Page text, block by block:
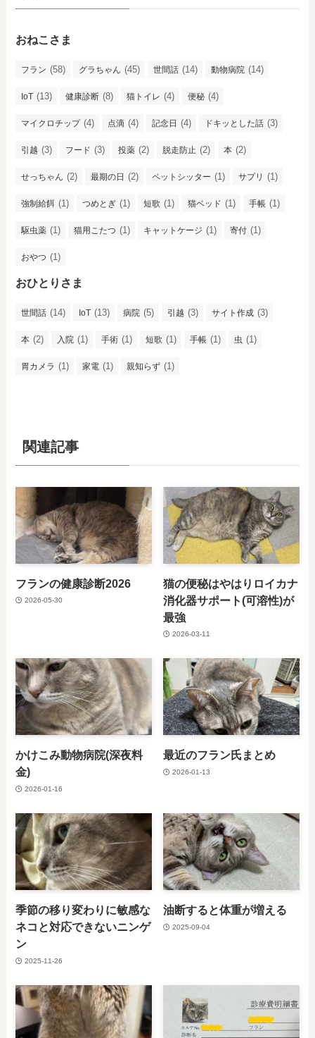
おねこさま
フラン (58) グラちゃん (45) 世間話 (14) 動物病院 (14)
IoT (13) 健康診断 (8) 猫トイレ (4) 便秘 (4)
マイクロチップ (4) 点滴 (4) 記念日 (4) ドキッとした話 (3)
引越 (3) フード (3) 投薬 (2) 脱走防止 (2) 本 (2)
せっちゃん (2) 最期の日 (2) ペットシッター (1) サプリ (1)
強制給餌 (1) つめとぎ (1) 短歌 (1) 猫ベッド (1) 手帳 (1)
駆虫薬 (1) 猫用こたつ (1) キャットケージ (1) 寄付 (1)
おやつ (1)
おひとりさま
世間話 (14) IoT (13) 病院 (5) 引越 (3) サイト作成 (3)
本 (2) 入院 (1) 手術 (1) 短歌 (1) 手帳 (1) 虫 (1)
胃カメラ (1) 家電 (1) 親知らず (1)
関連記事
フランの健康診断2026
2026-05-30
猫の便秘はやはりロイカナ
消化器サポート(可溶性)が
最強
2026-03-11
かけこみ動物病院(深夜料
金)
2026-01-16
最近のフラン氏まとめ
2026-01-13
季節の移り変わりに敏感な
ネコと対応できないニンゲ
ン
2025-11-26
油断すると体重が増える
2025-09-04